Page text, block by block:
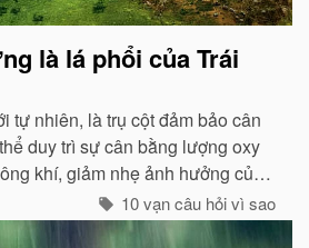
là lá phổi của Trái
tự nhiên, là trụ cột đảm bảo cân
duy trì sự cân bằng lượng oxy
khí, giảm nhẹ ảnh hưởng của
nên ô nhiễm, làm trong sạch
10 vạn câu hỏi vì sao